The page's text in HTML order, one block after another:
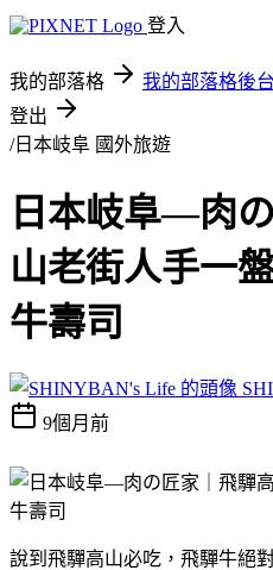
登入
我的部落格 我的部落格後台
登出
/日本岐阜 國外旅遊
日本岐阜—肉
山老街人手一
牛壽司
9個月前
說到飛驒高山必吃，飛驒牛絕